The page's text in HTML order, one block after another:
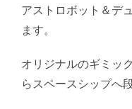
アストロボット＆デ
ます。
オリジナルのギミッ
らスペースシップへ